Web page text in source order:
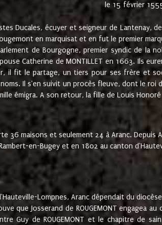
le 15 février
Ducales, écuyer et seigneur de
en marquisat et en fut le premier
de Bourgogne, premier syndic de la
Catherine de MONTILLET en 1663. Ils
il fit le partage, un tiers pour ses frère et
Il s'en suivit un procès fleuve, dont le roi
émigra. A son retour, la fille de Louis
36 maisons et seulement 24 à Aranc. Depuis
en-Bugey et en 1802 au canton
Lompnes, Aranc dépendait du
que Josserand de ROUGEMONT engagea
Guy de ROUGEMONT et le chapitre de